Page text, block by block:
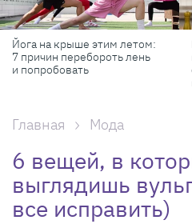
Готовь как шеф-повар: 6
профессиональных
секретов, которые помогут
Главная Мода
6 вещей, в
выглядишь
все исправить)